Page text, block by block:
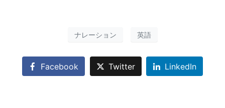
ナレーション 英語
Facebook Twitter LinkedIn